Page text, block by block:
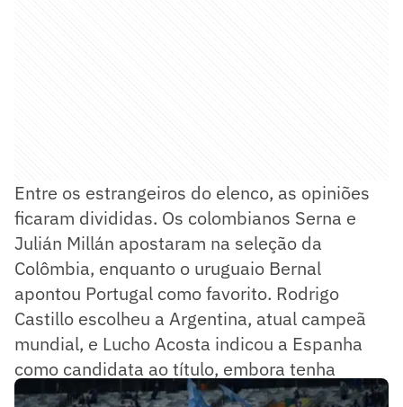
Entre os estrangeiros do elenco, as opiniões
ficaram divididas. Os colombianos Serna e
Julián Millán apostaram na seleção da
Colômbia, enquanto o uruguaio Bernal
apontou Portugal como favorito. Rodrigo
Castillo escolheu a Argentina, atual campeã
mundial, e Lucho Acosta indicou a Espanha
como candidata ao título, embora tenha
ressaltado sua torcida pelos argentinos.